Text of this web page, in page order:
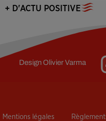
+ D'ACTU POSITIVE
DesignOlivier Varma
Mentions légales